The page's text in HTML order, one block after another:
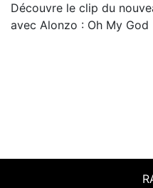
Découvre le clip du
avec Alonzo : Oh My God